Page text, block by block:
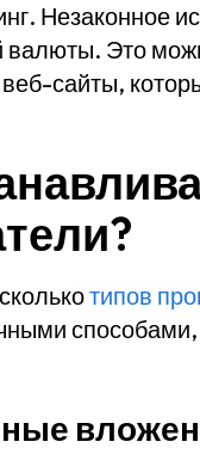
. Незаконное
валюты. Это
сайты,
типов